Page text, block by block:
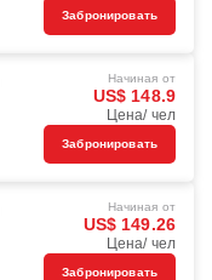
Забронировать
Начиная от
US$ 148.9
Цена/ чел
Забронировать
Начиная от
US$ 149.26
Цена/ чел
Забронировать